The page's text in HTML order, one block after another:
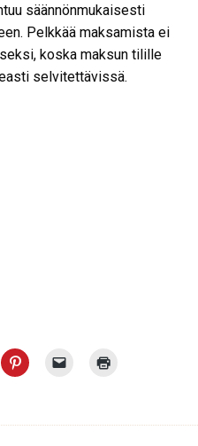
säännönmukaisesti
Pelkkää maksamista ei
koska maksun tilille
selvitettävissä.